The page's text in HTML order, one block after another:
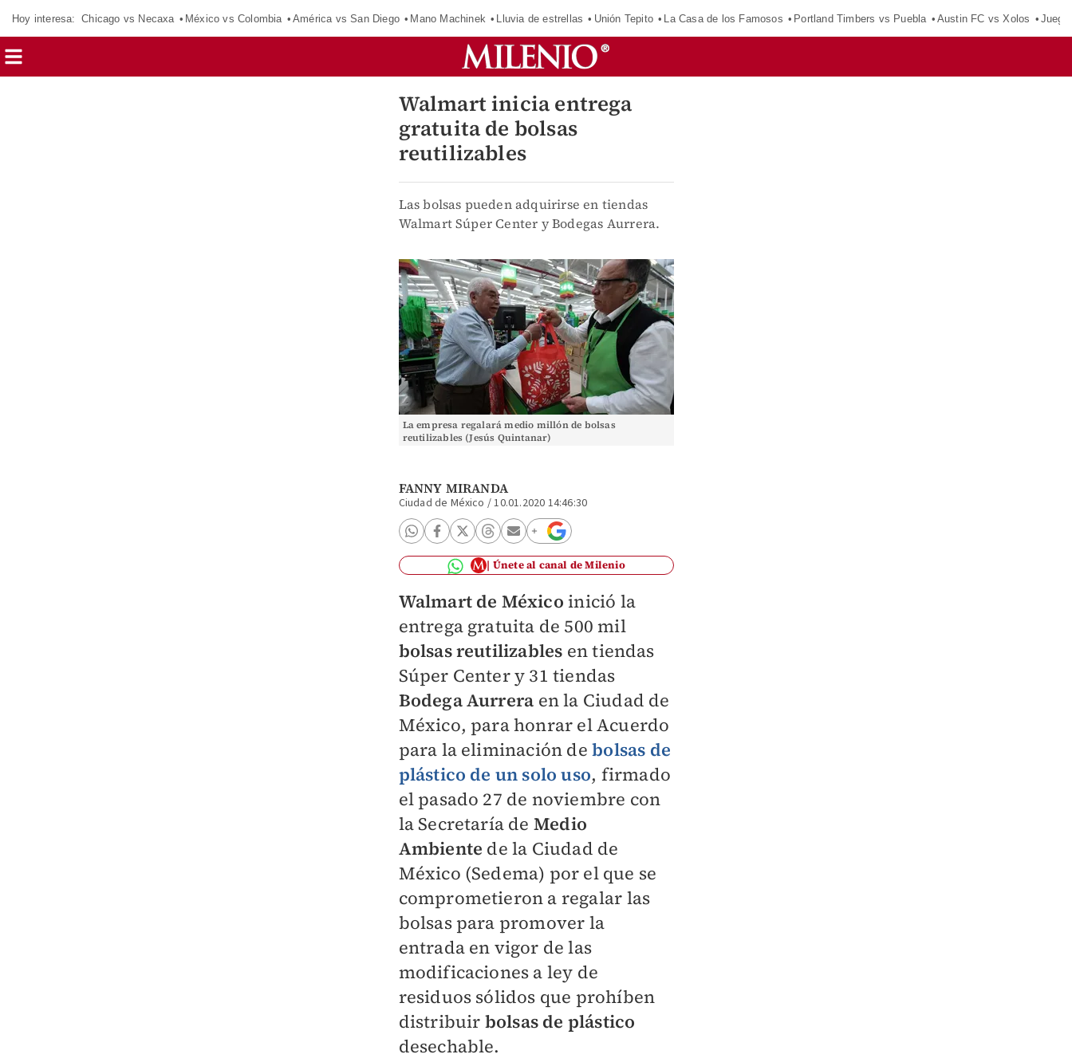
Hoy interesa: Chicago vs Necaxa México vs Colombia América vs San Diego Mano Machinek Lluvia de estrellas Unión Tepito La Casa de los Famosos Portland Timbers vs Puebla Austin FC vs Xolos
Walmart inicia entrega
gratuita de bolsas
reutilizables
Las bolsas pueden adquirirse en tiendas
Walmart Súper Center y Bodegas Aurrera.
La empresa regalará medio millón de bolsas
reutilizables (Jesús Quintanar)
FANNY MIRANDA
Ciudad de México /10.01.2020 14:46:30
Únete al canal de Milenio
Walmart de México inició la
entrega gratuita de 500 mil
bolsas reutilizables en tiendas
Súper Center y 31 tiendas
Bodega Aurrera en la Ciudad de
México, para honrar el Acuerdo
para la eliminación debolsas de
plástico de un solo uso, firmado
el pasado 27 de noviembre con
la Secretaría de Medio
Ambiente de la Ciudad de
México (Sedema) por el que se
comprometieron a regalar las
bolsas para promover la
entrada en vigor de las
modificaciones a ley de
residuos sólidos que prohíben
distribuir bolsas de plástico
desechable.